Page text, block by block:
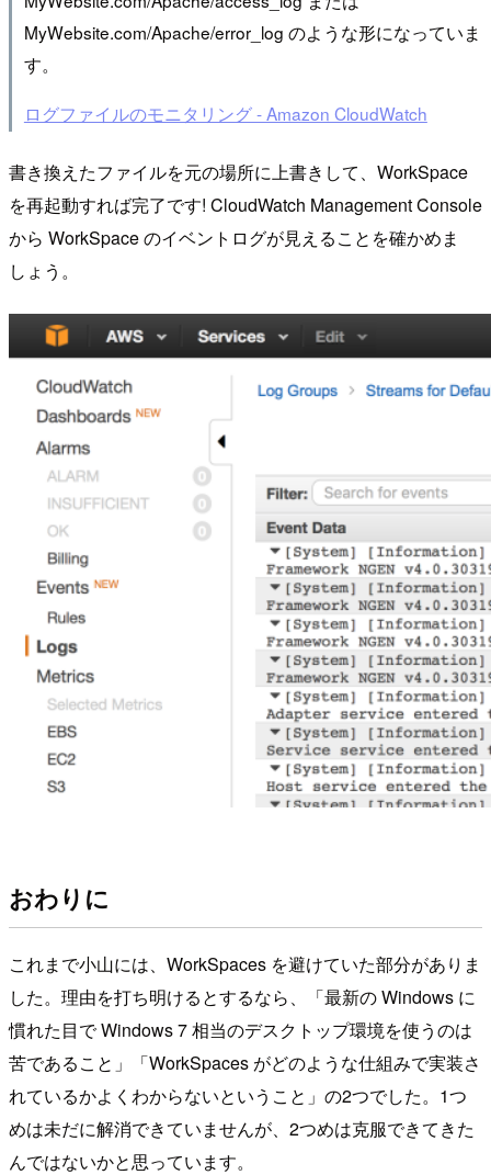
MyWebsite.com/Apache/error_log のような形になっていま
す。
ログファイルのモニタリング - Amazon CloudWatch
書き換えたファイルを元の場所に上書きして、WorkSpace
を再起動すれば完了です! CloudWatch Management Console
から WorkSpace のイベントログが見えることを確かめま
しょう。
おわりに
これまで小山には、WorkSpaces を避けていた部分がありま
した。理由を打ち明けるとするなら、「最新の Windows に
慣れた目で Windows 7 相当のデスクトップ環境を使うのは
苦であること」「WorkSpaces がどのような仕組みで実装さ
れているかよくわからないということ」の2つでした。1つ
めは未だに解消できていませんが、2つめは克服できてきた
んではないかと思っています。